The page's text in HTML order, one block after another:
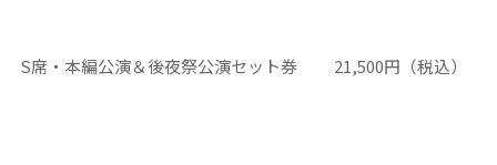
S席・本編公演＆後夜祭公演セット券 21,500円（税込）